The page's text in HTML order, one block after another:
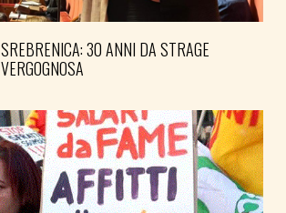
SREBRENICA: 30 ANNI DA STRAGE
VERGOGNOSA